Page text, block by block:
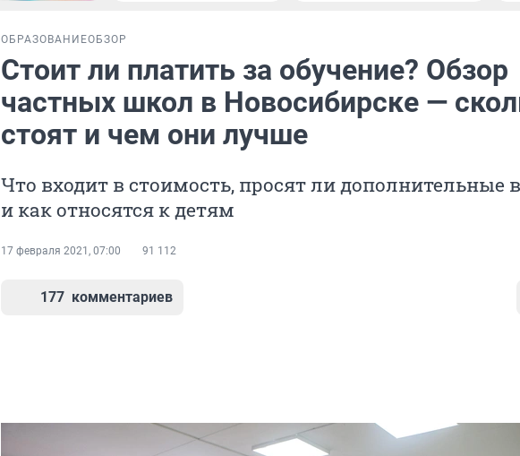
ОБРАЗОВАНИЕОБЗОР
Стоит ли платить за обучение? Обзор
частных школ в Новосибирске —
стоят и чем они лучше
Что входит в стоимость, просят ли дополнительные
и как относятся к детям
17 февраля 2021, 07:00 91 112
177 комментариев